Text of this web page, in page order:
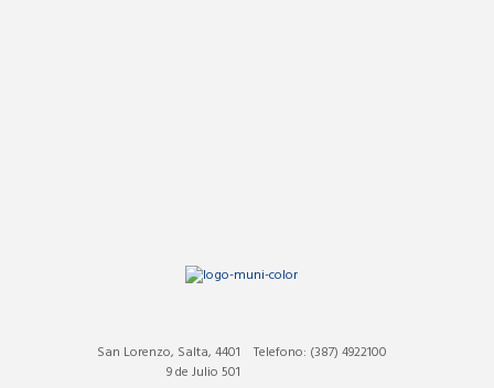
Telefono: (387) 4922100
San Lorenzo, Salta, 4401
9 de Julio 501